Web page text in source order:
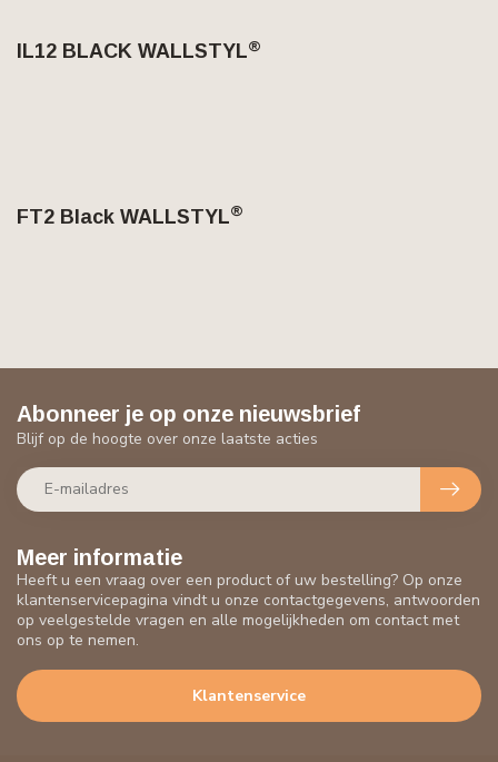
IL12 BLACK WALLSTYL®
FT2 Black WALLSTYL®
Meer informatie
Heeft u een vraag over een product of uw bestelling? Op onze
klantenservicepagina vindt u onze contactgegevens, antwoorden
op veelgestelde vragen en alle mogelijkheden om contact met
ons op te nemen.
Klantenservice
Abonneer je op onze nieuwsbrief
Blijf op de hoogte over onze laatste acties